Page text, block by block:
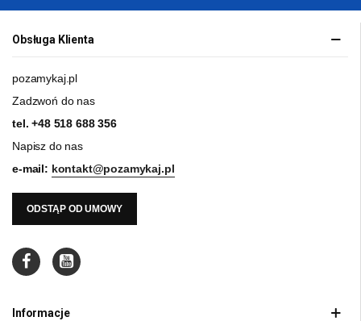
Obsługa Klienta
pozamykaj.pl
Zadzwoń do nas
tel.+48 518 688 356
Napisz do nas
e-mail: kontakt@pozamykaj.pl
ODSTĄP OD UMOWY
Informacje